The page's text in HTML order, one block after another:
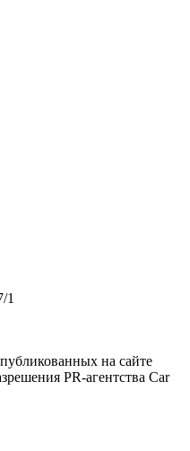
1
на сайте
PR-агентства Car